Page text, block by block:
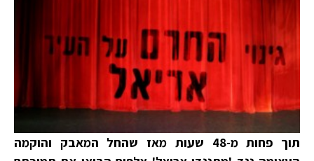
תוך פחות מ-48 שעות מאז שהחל המאבק והוקמה